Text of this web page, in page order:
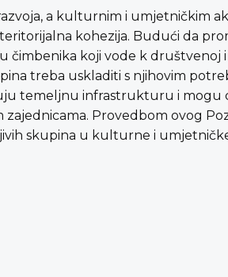
a kulturnim i umjetničkim
kohezija. Budući da
čimbenika koji vode k
treba uskladiti s njihovim
temeljnu infrastrukturu i mogu
Provedbom ovog
skupina u kulturne i